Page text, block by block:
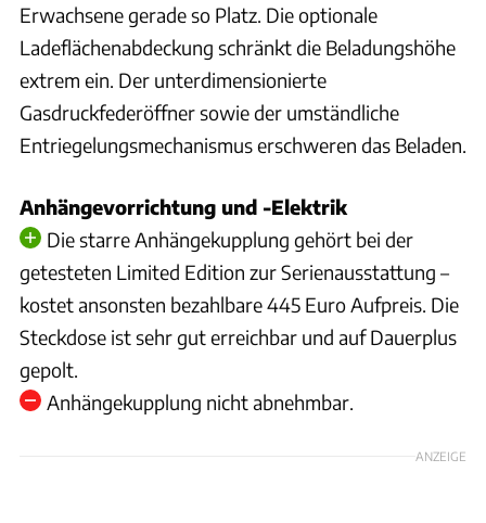
Erwachsene gerade so Platz. Die optionale
Ladeflächenabdeckung schränkt die Beladungshöhe
extrem ein. Der unterdimensionierte
Gasdruckfederöffner sowie der umständliche
Entriegelungsmechanismus erschweren das Beladen.
Anhängevorrichtung und -Elektrik
Die starre Anhängekupplung gehört bei der
getesteten Limited Edition zur Serienausstattung –
kostet ansonsten bezahlbare 445 Euro Aufpreis. Die
Steckdose ist sehr gut erreichbar und auf Dauerplus
gepolt.
Anhängekupplung nicht abnehmbar.
ANZEIGE